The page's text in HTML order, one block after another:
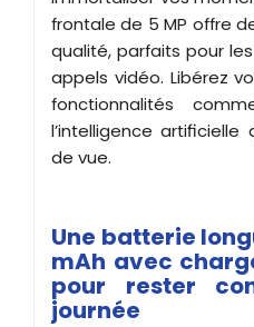
frontale de 5 MP offre
qualité, parfaits pour
appels vidéo. Libérez
fonctionnalités
l’intelligence
de vue.
Une batterie
mAh avec
pour rester
journée